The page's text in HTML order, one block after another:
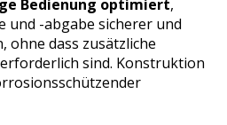
Bedienung optimiert,
und -abgabe sicherer und
dass zusätzliche
sind. Konstruktion